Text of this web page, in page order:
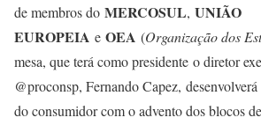
de membros do MERCOSUL, UNIÃO
EUROPEIA e OEA (Organização dos
mesa, que terá como presidente o diretor
@proconsp, Fernando Capez, desenvolverá
do consumidor com o advento dos blocos